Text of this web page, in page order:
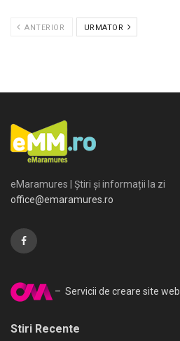
ANTERIOR URMATOR
eMaramures | Știri și informații la zi
office@emaramures.ro
– Servicii de creare site web
Stiri Recente